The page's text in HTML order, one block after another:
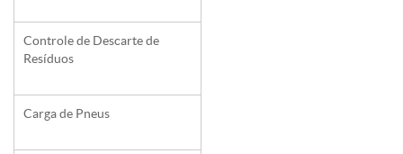
Controle de Descarte de
Resíduos
Carga de Pneus